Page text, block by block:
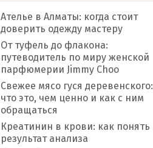
Ателье в Алматы: когда стоит
доверить одежду мастеру
От туфель до флакона:
путеводитель по миру женской
парфюмерии Jimmy Choo
Свежее мясо гуся деревенского:
что это, чем ценно и как с ним
обращаться
Креатинин в крови: как понять
результат анализа